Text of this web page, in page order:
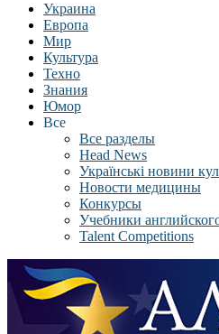
Украина
Европа
Мир
Культура
Техно
Знания
Юмор
Все
Все разделы
Head News
Українські новини
Новости медицины
Конкурсы
Учебники
Talent Competitions